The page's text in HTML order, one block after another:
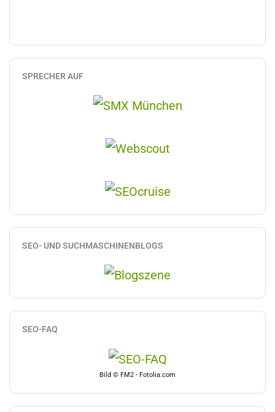
SPRECHER AUF
SEO- UND SUCHMASCHINENBLOGS
SEO-FAQ
Bild © FM2 - Fotolia.com